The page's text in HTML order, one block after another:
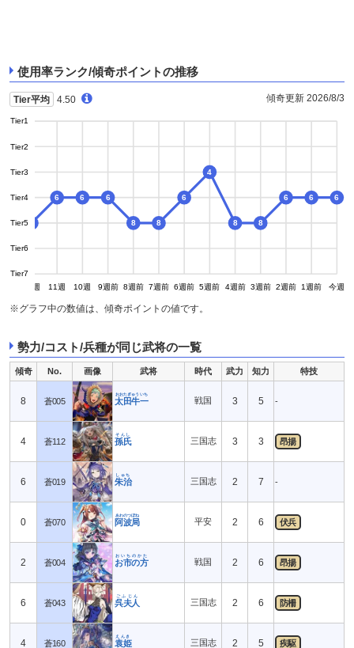
使用率ランク/傾奇ポイントの推移
Tier平均 4.50 傾奇更新 2026/8/3
Tier1
Tier2
Tier3
Tier4
Tier5
Tier6
Tier7
12週 11週 10週 9週前 8週前 7週前 6週前 5週前 4週前 3週前 2週前 1週前 今週
6 6 6
8 8
6
4
8 8
6 6 6
※グラフ中の数値は、傾奇ポイントの値です。
勢力/コスト/兵種が同じ武将の一覧
傾奇 No. 画像 武将 時代 武力 知力 特技
8 蒼005 太田牛一
おおたぎゅういち
戦国 3 5 -
4 蒼112 孫氏
そんし
三国志 3 3 昂揚
6 蒼019 朱治
しゅち
三国志 2 7 -
0 蒼070 阿波局
あわのつぼね
平安 2 6 伏兵
2 蒼004 お市の方
おいちのかた
戦国 2 6 昂揚
6 蒼043 呉夫人
ごふじん
三国志 2 6 防柵
4 蒼160 袁姫
えんき
三国志 2 5 疾駆